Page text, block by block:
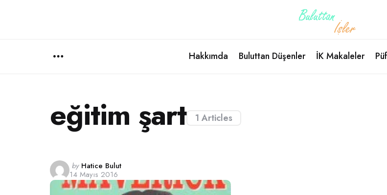
Hakkımda Buluttan Düşenler İK Makaleler
1 Articles
eğitim şart
Posted
by
by Hatice Bulut
14 Mayıs 2016